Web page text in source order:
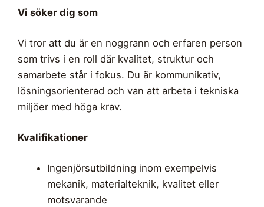
Vi söker dig som
Vi tror att du är en noggrann och erfaren person
som trivs i en roll där kvalitet, struktur och
samarbete står i fokus. Du är kommunikativ,
lösningsorienterad och van att arbeta i tekniska
miljöer med höga krav.
Kvalifikationer
Ingenjörsutbildning inom exempelvis
mekanik, materialteknik, kvalitet eller
motsvarande